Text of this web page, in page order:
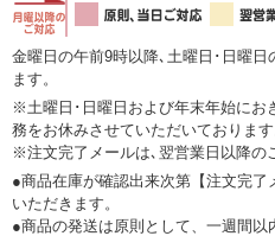
金曜日の午前9時以降､土曜日･日曜日
ます。
※土曜日･日曜日および年末年始にお
務をお休みさせていただいております
※注文完了メールは､翌営業日以降の
●商品在庫が確認出来次第【注文完
いただきます。
●商品の発送は原則として、一週間以